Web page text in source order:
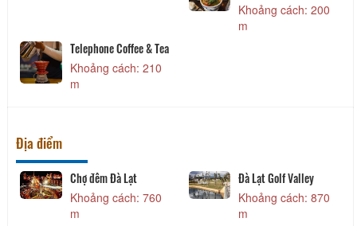
Khoảng cách: 200
m
Telephone Coffee & Tea
Khoảng cách: 210
m
Địa điểm
Chợ đêm Đà Lạt
Khoảng cách: 760
m
Đà Lạt Golf Valley
Khoảng cách: 870
m